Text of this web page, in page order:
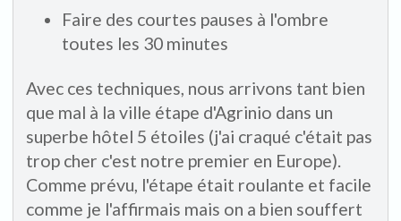
Faire des courtes pauses à l'ombre
toutes les 30 minutes
Avec ces techniques, nous arrivons tant bien
que mal à la ville étape d'Agrinio dans un
superbe hôtel 5 étoiles (j'ai craqué c'était pas
trop cher c'est notre premier en Europe).
Comme prévu, l'étape était roulante et facile
comme je l'affirmais mais on a bien souffert